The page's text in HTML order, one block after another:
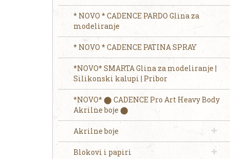
* NOVO * CADENCE PARDO Glina za
modeliranje
* NOVO * CADENCE PATINA SPRAY
*NOVO* SMARTA Glina za modeliranje |
Silikonski kalupi | Pribor
*NOVO* ⬤ CADENCE Pro Art Heavy Body
Akrilne boje ⬤
Akrilne boje
Blokovi i papiri